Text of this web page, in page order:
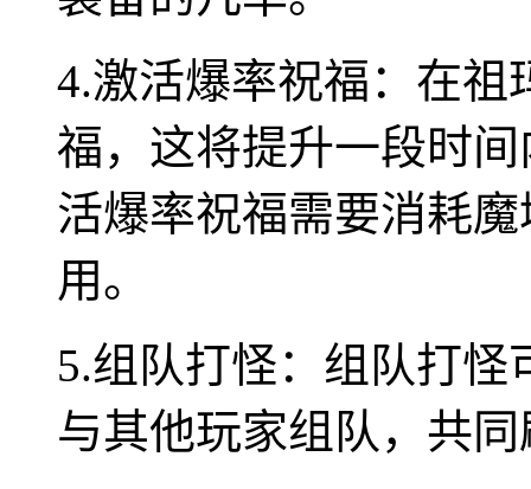
4.激活爆率祝福：在祖
福，这将提升一段时
活爆率祝福需要消耗
用。
5.组队打怪：组队打
与其他玩家组队，共